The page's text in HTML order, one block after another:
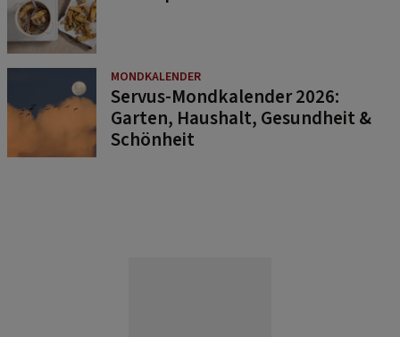
MONDKALENDER
Servus-Mondkalender 2026:
Garten, Haushalt, Gesundheit &
Schönheit